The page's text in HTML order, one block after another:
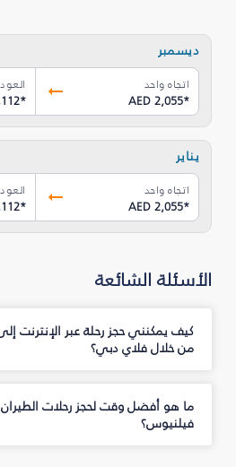
ديسمبر
اتجاه واحد
AED 2,055*
*
يناير
اتجاه واحد
AED 2,055*
*
الأسئلة الشائعة
كيف يمكنني حجز رحلة عبر الإنترنت
من خلال فلاي دبي؟
ما هو أفضل وقت لحجز رحلات
فيلنيوس؟